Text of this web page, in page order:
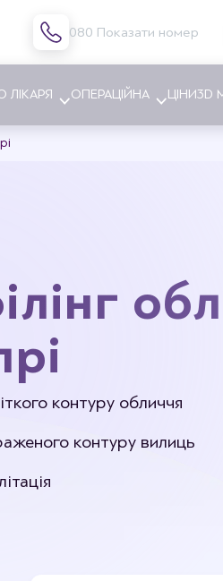
080 Показати номер
Ліпофілінг грудей
Корекція асиметрії грудей
Лікування гінекомастії
Заміна грудних імплантів
ЛІКАРЯ ОПЕРАЦІЙНА ЦІНИ3D
контуру обличчя
контуру вилиць